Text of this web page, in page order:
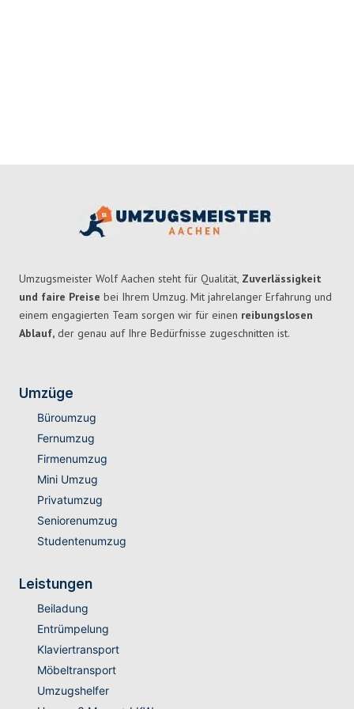
Umzugsmeister Wolf Aachen steht für Qualität, Zuverlässigkeit
und faire Preise bei Ihrem Umzug. Mit jahrelanger Erfahrung und
einem engagierten Team sorgen wir für einen reibungslosen
Ablauf, der genau auf Ihre Bedürfnisse zugeschnitten ist.
Umzüge
Büroumzug
Fernumzug
Firmenumzug
Mini Umzug
Privatumzug
Seniorenumzug
Studentenumzug
Leistungen
Beiladung
Entrümpelung
Klaviertransport
Möbeltransport
Umzugshelfer